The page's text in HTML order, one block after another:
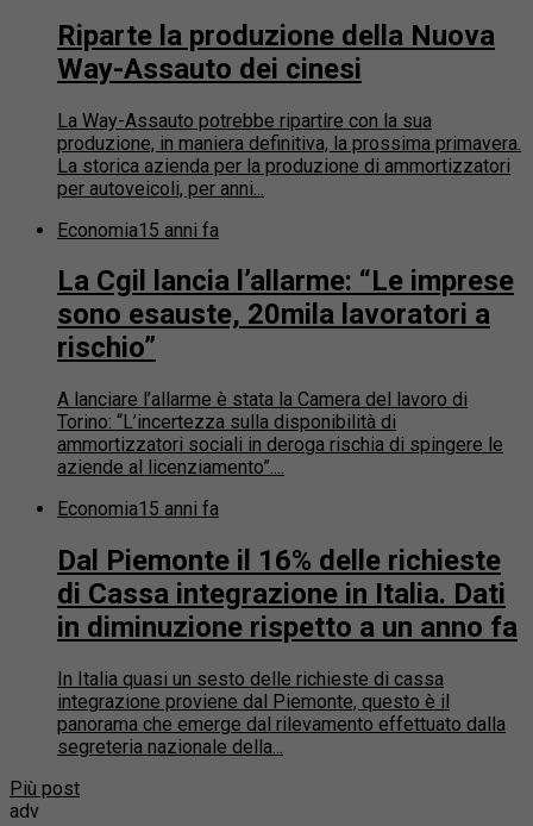
Riparte la produzione della Nuova
Way-Assauto dei cinesi
La Way-Assauto potrebbe ripartire con la sua
produzione, in maniera definitiva, la prossima primavera.
La storica azienda per la produzione di ammortizzatori
per autoveicoli, per anni...
Economia15 anni fa
La Cgil lancia l’allarme: “Le imprese
sono esauste, 20mila lavoratori a
rischio”
A lanciare l’allarme è stata la Camera del lavoro di
Torino: “L’incertezza sulla disponibilità di
ammortizzatori sociali in deroga rischia di spingere le
aziende al licenziamento”....
Economia15 anni fa
Dal Piemonte il 16% delle richieste
di Cassa integrazione in Italia. Dati
in diminuzione rispetto a un anno fa
In Italia quasi un sesto delle richieste di cassa
integrazione proviene dal Piemonte, questo è il
panorama che emerge dal rilevamento effettuato dalla
segreteria nazionale della...
Più post
adv